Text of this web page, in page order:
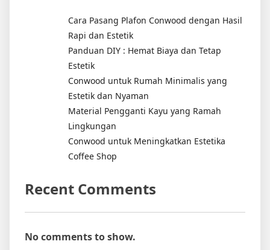
Cara Pasang Plafon Conwood dengan Hasil
Rapi dan Estetik
Panduan DIY : Hemat Biaya dan Tetap
Estetik
Conwood untuk Rumah Minimalis yang
Estetik dan Nyaman
Material Pengganti Kayu yang Ramah
Lingkungan
Conwood untuk Meningkatkan Estetika
Coffee Shop
Recent Comments
No comments to show.